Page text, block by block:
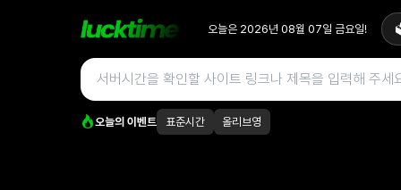
오늘은 2026년 08월 07일 금요일!
오늘의 이벤트 표준시간 올리브영